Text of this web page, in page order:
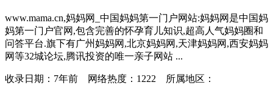
www.mama.cn,妈妈网_中国妈妈第一门户网站:妈妈网是中国妈
妈第一门户官网,包含完善的怀孕育儿知识,超高人气妈妈圈和
问答平台.旗下有广州妈妈网,北京妈妈网,天津妈妈网,西安妈妈
网等32城论坛,腾讯投资的唯一亲子网站 ...
收录日期： 7年前 网络热度：1222 所属地区：